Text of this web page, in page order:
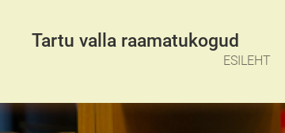
Tartu valla raamatukogud
ESILEHT